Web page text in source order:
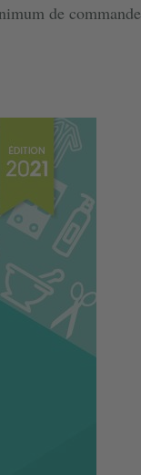
de commande